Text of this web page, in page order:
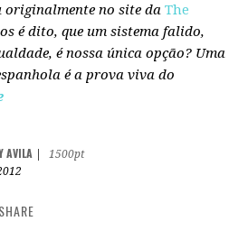
originalmente no site daThe
é dito, que um sistema falido,
é nossa única opção? Uma
é a prova viva do
AVILA
1500pt
SHARE